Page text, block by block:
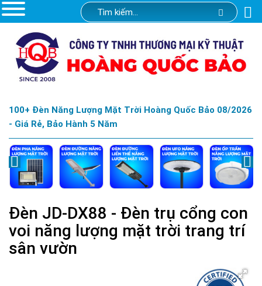
100+ Đèn Năng Lượng Mặt Trời Hoàng Quốc Bảo 08/2026
- Giá Rẻ, Bảo Hành 5 Năm
Đèn JD-DX88 - Đèn trụ cổng con
voi năng lượng mặt trời trang trí
sân vườn